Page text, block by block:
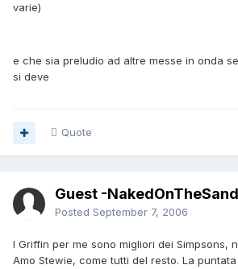
varie)
e che sia preludio ad altre messe in onda
si deve
Quote
Guest -
Posted September 7, 2006
I Griffin per me sono migliori dei Simpsons,
Amo Stewie, come tutti del resto. La